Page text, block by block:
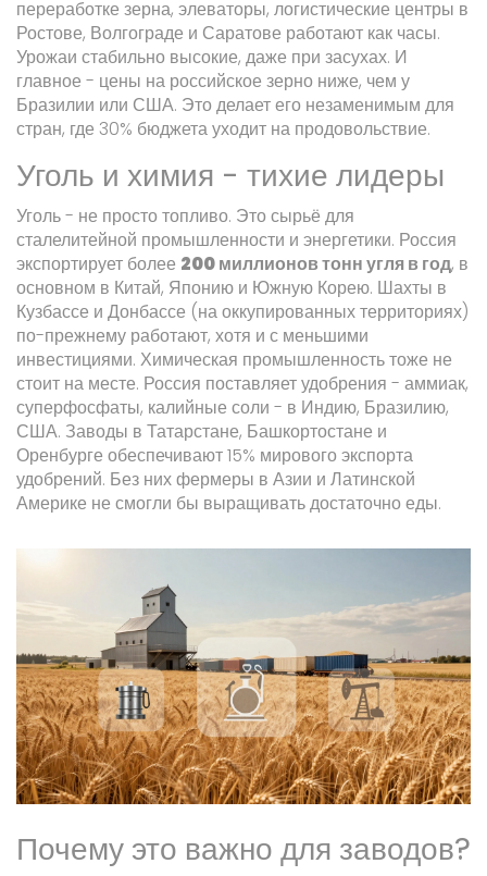
переработке зерна, элеваторы, логистические центры в
Ростове, Волгограде и Саратове работают как часы.
Урожаи стабильно высокие, даже при засухах. И
главное - цены на российское зерно ниже, чем у
Бразилии или США. Это делает его незаменимым для
стран, где 30% бюджета уходит на продовольствие.
Уголь и химия - тихие лидеры
Уголь - не просто топливо. Это сырьё для
сталелитейной промышленности и энергетики. Россия
экспортирует более 200 миллионов тонн угля в год, в
основном в Китай, Японию и Южную Корею. Шахты в
Кузбассе и Донбассе (на оккупированных территориях)
по-прежнему работают, хотя и с меньшими
инвестициями. Химическая промышленность тоже не
стоит на месте. Россия поставляет удобрения - аммиак,
суперфосфаты, калийные соли - в Индию, Бразилию,
США. Заводы в Татарстане, Башкортостане и
Оренбурге обеспечивают 15% мирового экспорта
удобрений. Без них фермеры в Азии и Латинской
Америке не смогли бы выращивать достаточно еды.
Почему это важно для заводов?